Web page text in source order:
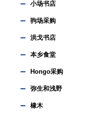
小场书店
驹场采购
洪戈书店
本乡食堂
Hongo采购
弥生和浅野
橡木